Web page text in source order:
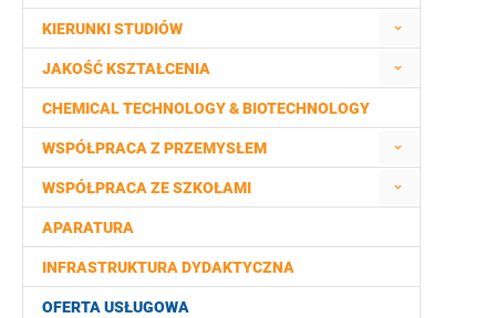
KIERUNKI STUDIÓW
JAKOŚĆ KSZTAŁCENIA
CHEMICAL TECHNOLOGY & BIOTECHNOLOGY
WSPÓŁPRACA Z PRZEMYSŁEM
WSPÓŁPRACA ZE SZKOŁAMI
APARATURA
INFRASTRUKTURA DYDAKTYCZNA
OFERTA USŁUGOWA